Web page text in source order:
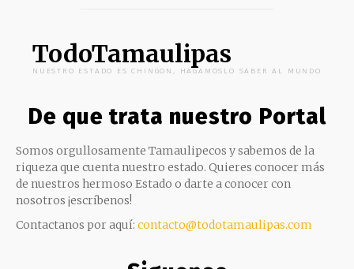
TodoTamaulipas
NUESTRO ESTADO ES CHINGON, HAGAMOSLO SABER AL MUNDO
De que trata nuestro Portal
Somos orgullosamente Tamaulipecos y sabemos de la
riqueza que cuenta nuestro estado. Quieres conocer más
de nuestros hermoso Estado o darte a conocer con
nosotros ¡escríbenos!
Contactanos por aquí: contacto@todotamaulipas.com